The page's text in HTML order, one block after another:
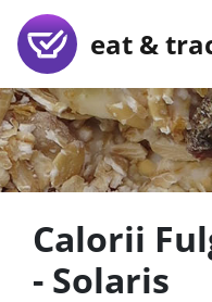
eat &
Calorii
- Solaris